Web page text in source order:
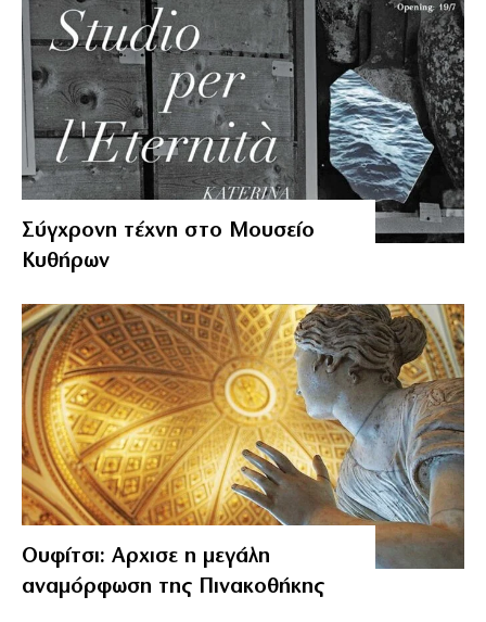
Σύγχρονη τέχνη στο Μουσείο
Κυθήρων
Ουφίτσι: Αρχισε η μεγάλη
αναμόρφωση της Πινακοθήκης